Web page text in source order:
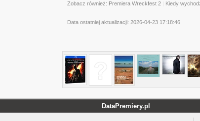
Zobacz również: Premiera Wreckfest 2 Kiedy
Data ostatniej aktualizacji: 2026-04-23 17:18:46
DataPremiery.pl